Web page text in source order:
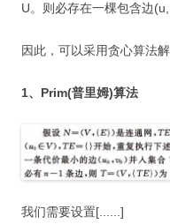
U。则必存在一棵包含边(u,
因此，可以采用贪心算法解
1、Prim(普里姆)算法
我们需要设置[......]